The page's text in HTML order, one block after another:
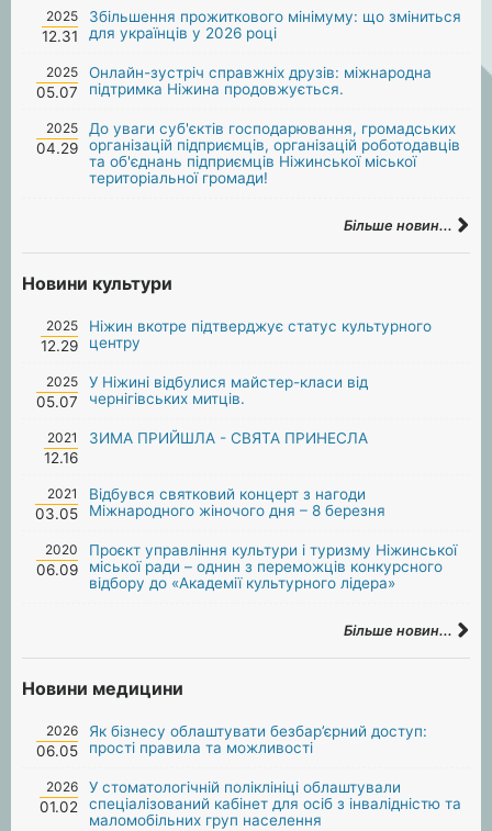
2025
12.31
Збільшення прожиткового мінімуму: що зміниться
для українців у 2026 році
2025
05.07
Онлайн-зустріч справжніх друзів: міжнародна
підтримка Ніжина продовжується.
2025
04.29
До уваги суб'єктів господарювання, громадських
організацій підприємців, організацій роботодавців
та об'єднань підприємців Ніжинської міської
територіальної громади!
Більше новин...
Новини культури
2025
12.29
Ніжин вкотре підтверджує статус культурного
центру
2025
05.07
У Ніжині відбулися майстер-класи від
чернігівських митців.
2021
12.16
ЗИМА ПРИЙШЛА - СВЯТА ПРИНЕСЛА
2021
03.05
Відбувся святковий концерт з нагоди
Міжнародного жіночого дня – 8 березня
2020
06.09
Проєкт управління культури і туризму Ніжинської
міської ради – однин з переможців конкурсного
відбору до «Академії культурного лідера»
Більше новин...
Новини медицини
2026
06.05
Як бізнесу облаштувати безбар’єрний доступ:
прості правила та можливості
2026
01.02
У стоматологічній поліклініці облаштували
спеціалізований кабінет для осіб з інвалідністю та
маломобільних груп населення